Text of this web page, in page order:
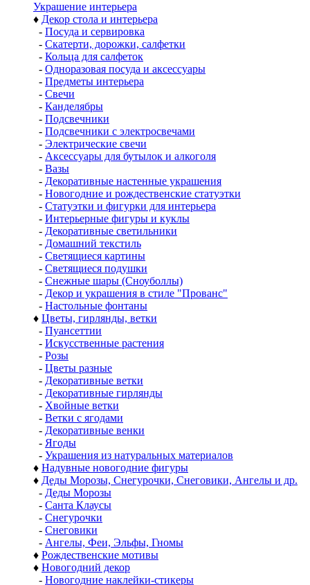
Украшение интерьера
♦ Декор стола и интерьера
- Посуда и сервировка
- Скатерти, дорожки, салфетки
- Кольца для салфеток
- Одноразовая посуда и аксессуары
- Предметы интерьера
- Свечи
- Канделябры
- Подсвечники
- Подсвечники с электросвечами
- Электрические свечи
- Аксессуары для бутылок и алкоголя
- Вазы
- Декоративные настенные украшения
- Новогодние и рождественские статуэтки
- Статуэтки и фигурки для интерьера
- Интерьерные фигуры и куклы
- Декоративные светильники
- Домашний текстиль
- Светящиеся картины
- Светящиеся подушки
- Снежные шары (Сноуболлы)
- Декор и украшения в стиле "Прованс"
- Настольные фонтаны
♦ Цветы, гирлянды, ветки
- Пуансеттии
- Искусственные растения
- Розы
- Цветы разные
- Декоративные ветки
- Декоративные гирлянды
- Хвойные ветки
- Ветки с ягодами
- Декоративные венки
- Ягоды
- Украшения из натуральных материалов
♦ Надувные новогодние фигуры
♦ Деды Морозы, Снегурочки, Снеговики, Ангелы и др.
- Деды Морозы
- Санта Клаусы
- Снегурочки
- Снеговики
- Ангелы, Феи, Эльфы, Гномы
♦ Рождественские мотивы
♦ Новогодний декор
- Новогодние наклейки-стикеры